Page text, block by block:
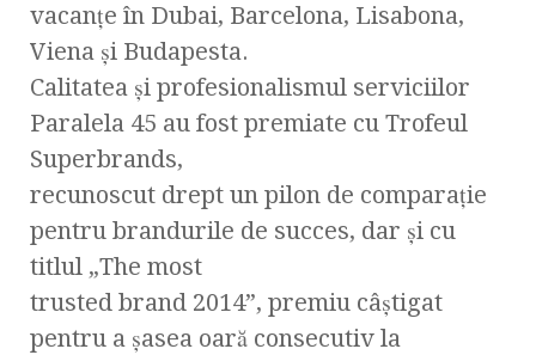
vacanțe în Dubai, Barcelona, Lisabona,
Viena și Budapesta.
Calitatea și profesionalismul serviciilor
Paralela 45 au fost premiate cu Trofeul
Superbrands,
recunoscut drept un pilon de comparație
pentru brandurile de succes, dar și cu
titlul „The most
trusted brand 2014”, premiu câștigat
pentru a șasea oară consecutiv la